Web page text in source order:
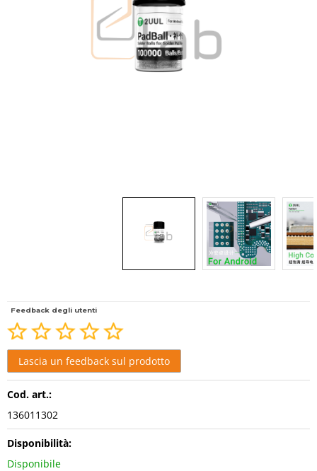
Ricondizionati
Centro assistenza
Feedback degli utenti
Cod. art.:
136011302
Disponibilità:
Disponibile